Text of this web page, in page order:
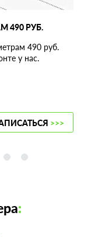
490 РУБ.
490 руб.
у нас.
>>>
: